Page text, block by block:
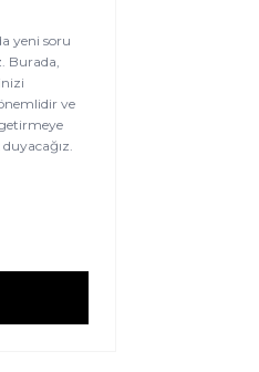
yeni soru
Burada,
ve